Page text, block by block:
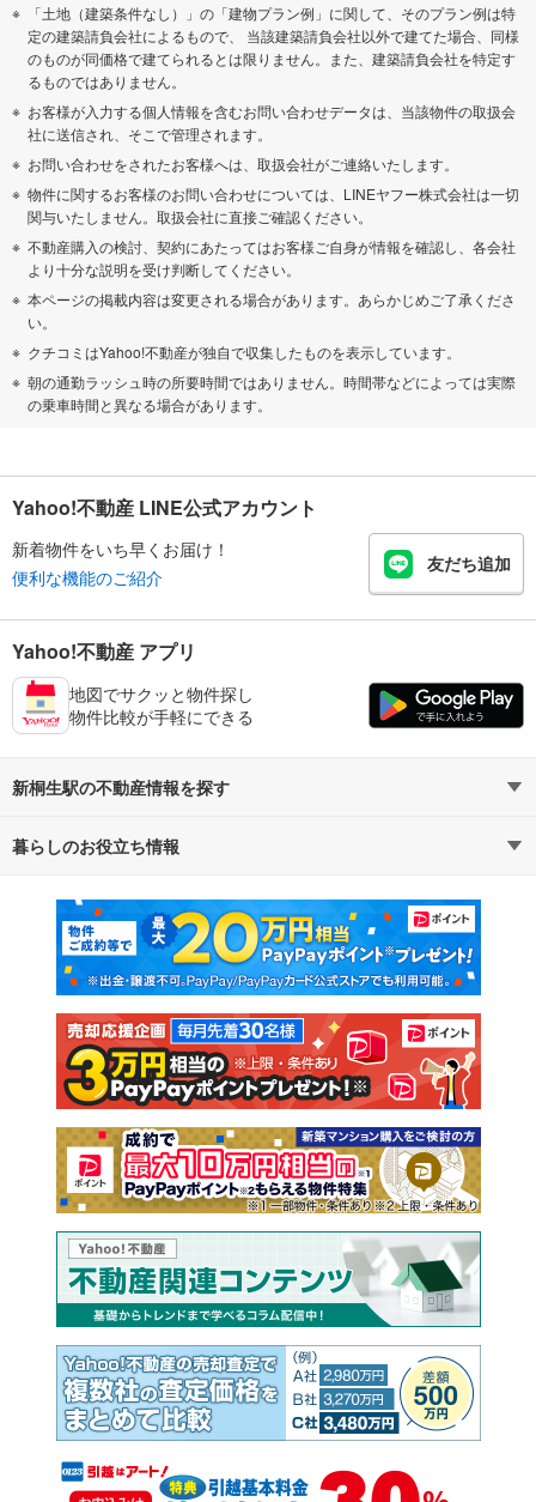
「土地（建築条件なし）」の「建物プラン例」に関して、そのプラン例は特
定の建築請負会社によるもので、 当該建築請負会社以外で建てた場合、同様
のものが同価格で建てられるとは限りません。また、建築請負会社を特定す
るものではありません。
お客様が入力する個人情報を含むお問い合わせデータは、当該物件の取扱会
社に送信され、そこで管理されます。
お問い合わせをされたお客様へは、取扱会社がご連絡いたします。
物件に関するお客様のお問い合わせについては、LINEヤフー株式会社は一切
関与いたしません。取扱会社に直接ご確認ください。
不動産購入の検討、契約にあたってはお客様ご自身が情報を確認し、各会社
より十分な説明を受け判断してください。
本ページの掲載内容は変更される場合があります。あらかじめご了承くださ
い。
クチコミはYahoo!不動産が独自で収集したものを表示しています。
朝の通勤ラッシュ時の所要時間ではありません。時間帯などによっては実際
の乗車時間と異なる場合があります。
Yahoo!不動産 LINE公式アカウント
新着物件をいち早くお届け！
便利な機能のご紹介
友だち追加
Yahoo!不動産 アプリ
地図でサクッと物件探し
物件比較が手軽にできる
新桐生駅の不動産情報を探す
不動産・住宅
新築マンション 中古マンション
新築一戸建て 中古一戸建て
注文住宅 土地
売却査定
暮らしのお役立ち情報
マンションカタログ 教えて！住まいの先生